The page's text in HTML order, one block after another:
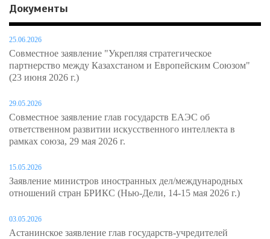
Документы
25.06.2026
Совместное заявление "Укрепляя стратегическое
партнерство между Казахстаном и Европейским Союзом"
(23 июня 2026 г.)
29.05.2026
Совместное заявление глав государств ЕАЭС об
ответственном развитии искусственного интеллекта в
рамках союза, 29 мая 2026 г.
15.05.2026
Заявление министров иностранных дел/международных
отношений стран БРИКС (Нью-Дели, 14-15 мая 2026 г.)
03.05.2026
Астанинское заявление глав государств-учредителей